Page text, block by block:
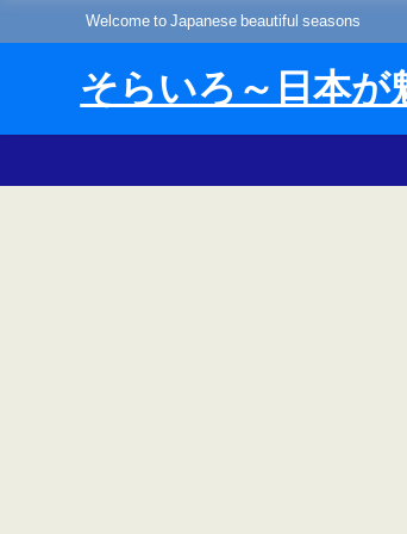
Welcome to Japanese beautiful seasons
そらいろ～日本